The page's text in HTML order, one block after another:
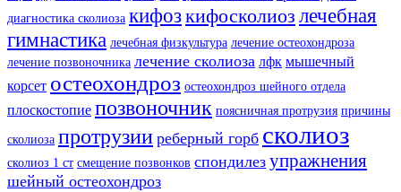
диагностика сколиоза кифозкифосколиоз лечебная
гимнастика лечебная физкультура лечение остеохондроза
лечение позвоночника лечение сколиоза лфк мышечный
корсет остеохондроз остеохондроз шейного отдела
плоскостопие позвоночник поясничная протрузия причины
сколиоза протрузии реберный горб сколиоз
сколиоз 1 ст смещение позвонков спондилез упражнения
шейный остеохондроз